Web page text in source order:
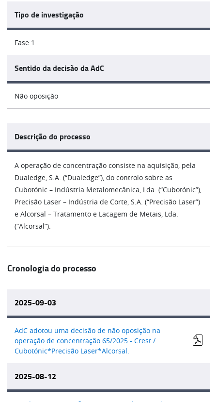
Tipo de investigação
Fase 1
Sentido da decisão da AdC
Não oposição
Descrição do processo
A operação de concentração consiste na aquisição, pela
Dualedge, S.A. (“Dualedge”), do controlo sobre as
Cubotónic – Indústria Metalomecânica, Lda. (“Cubotónic”),
Precisão Laser – Indústria de Corte, S.A. (“Precisão Laser”)
e Alcorsal – Tratamento e Lacagem de Metais, Lda.
(“Alcorsal”).
Cronologia do processo
2025-09-03
AdC adotou uma decisão de não oposição na
operação de concentração 65/2025 - Crest /
Cubotónic*Precisão Laser*Alcorsal.
2025-08-12